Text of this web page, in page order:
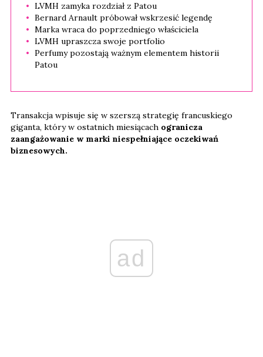
LVMH zamyka rozdział z Patou
Bernard Arnault próbował wskrzesić legendę
Marka wraca do poprzedniego właściciela
LVMH upraszcza swoje portfolio
Perfumy pozostają ważnym elementem historii
Patou
Transakcja wpisuje się w szerszą strategię francuskiego
giganta, który w ostatnich miesiącach ogranicza
zaangażowanie w marki niespełniające oczekiwań
biznesowych.
ad